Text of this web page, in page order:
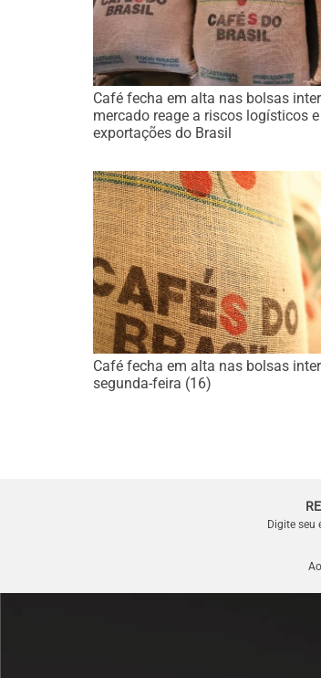
Café fecha em alta nas bolsas
mercado reage a riscos logísticos
exportações do Brasil
Café fecha em alta nas bolsas
segunda-feira (16)
Digite seu